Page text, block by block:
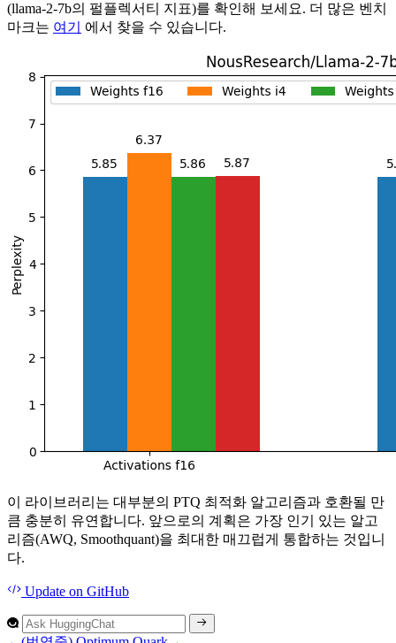
(llama-2-7b의 펄플렉서티 지표)를 확인해 보세요. 더 많은 벤치
마크는 여기 에서 찾을 수 있습니다.
이 라이브러리는 대부분의 PTQ 최적화 알고리즘과 호환될 만
큼 충분히 유연합니다. 앞으로의 계획은 가장 인기 있는 알고
리즘(AWQ, Smoothquant)을 최대한 매끄럽게 통합하는 것입니
다.
Update on GitHub